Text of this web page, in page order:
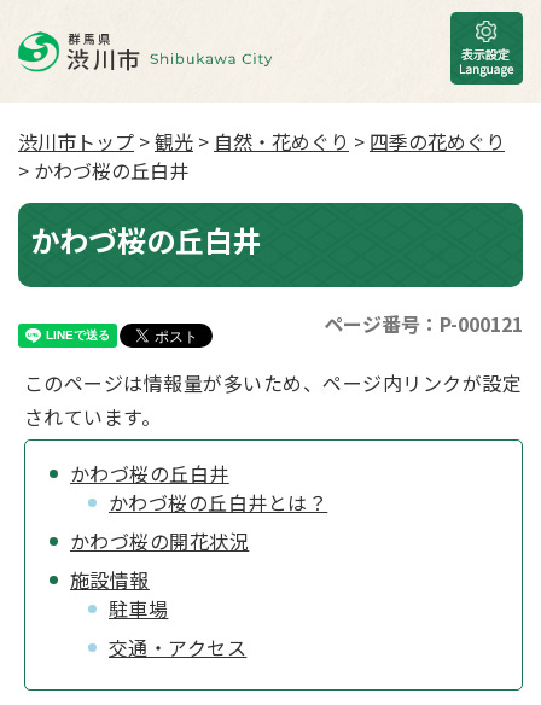
渋川市トップ >観光 > 自然・花めぐり > 四季の花めぐり
> かわづ桜の丘白井
かわづ桜の丘白井
ページ番号：P-000121
このページは情報量が多いため、ページ内リンクが設定
されています。
かわづ桜の丘白井
かわづ桜の丘白井とは？
かわづ桜の開花状況
施設情報
駐車場
交通・アクセス